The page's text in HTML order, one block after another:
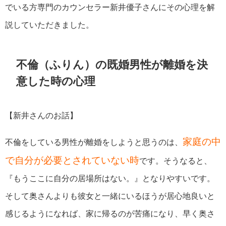
でいる方専門のカウンセラー新井優子さんにその心理を解
説していただきました。
不倫（ふりん）の既婚男性が離婚を決
意した時の心理
【新井さんのお話】
不倫をしている男性が離婚をしようと思うのは、 家庭の中
で自分が必要とされていない時です。そうなると、
『もうここに自分の居場所はない。』となりやすいです。
そして奥さんよりも彼女と一緒にいるほうが居心地良いと
感じるようになれば、家に帰るのが苦痛になり、早く奥さ